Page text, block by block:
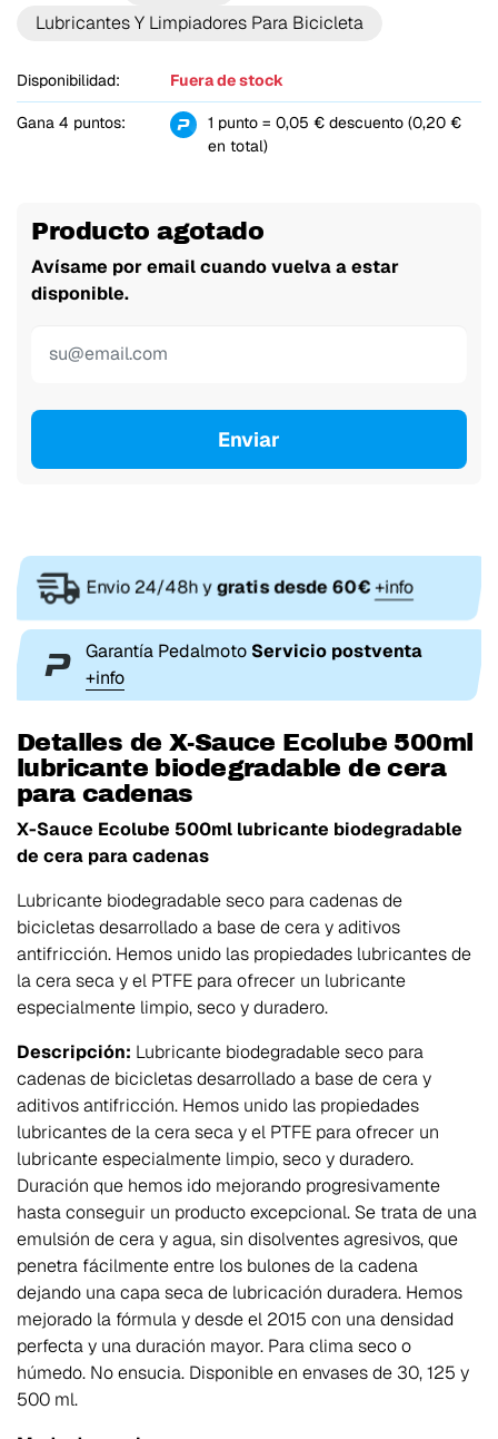
Lubricantes Y Limpiadores Para Bicicleta
Disponibilidad: Fuera de stock
Gana 4 puntos:
1 punto = 0,05 € descuento (0,20 €
en total)
Producto agotado
Avísame por email cuando vuelva a estar
disponible.
Enviar
Envio 24/48h ygratis desde 60€+info
Garantía Pedalmoto Servicio postventa
+info
Detalles de X-Sauce Ecolube 500ml
lubricante biodegradable de cera
para cadenas
X-Sauce Ecolube 500ml lubricante biodegradable
de cera para cadenas
Lubricante biodegradable seco para cadenas de
bicicletas desarrollado a base de cera y aditivos
antifricción. Hemos unido las propiedades lubricantes de
la cera seca y el PTFE para ofrecer un lubricante
especialmente limpio, seco y duradero.
Descripción: Lubricante biodegradable seco para
cadenas de bicicletas desarrollado a base de cera y
aditivos antifricción. Hemos unido las propiedades
lubricantes de la cera seca y el PTFE para ofrecer un
lubricante especialmente limpio, seco y duradero.
Duración que hemos ido mejorando progresivamente
hasta conseguir un producto excepcional. Se trata de una
emulsión de cera y agua, sin disolventes agresivos, que
penetra fácilmente entre los bulones de la cadena
dejando una capa seca de lubricación duradera. Hemos
mejorado la fórmula y desde el 2015 con una densidad
perfecta y una duración mayor. Para clima seco o
húmedo. No ensucia. Disponible en envases de 30, 125 y
500 ml.